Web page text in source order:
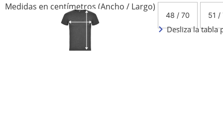
Medidas en centímetros (Ancho / Largo)
48 / 70 51 /
Desliza la tabla